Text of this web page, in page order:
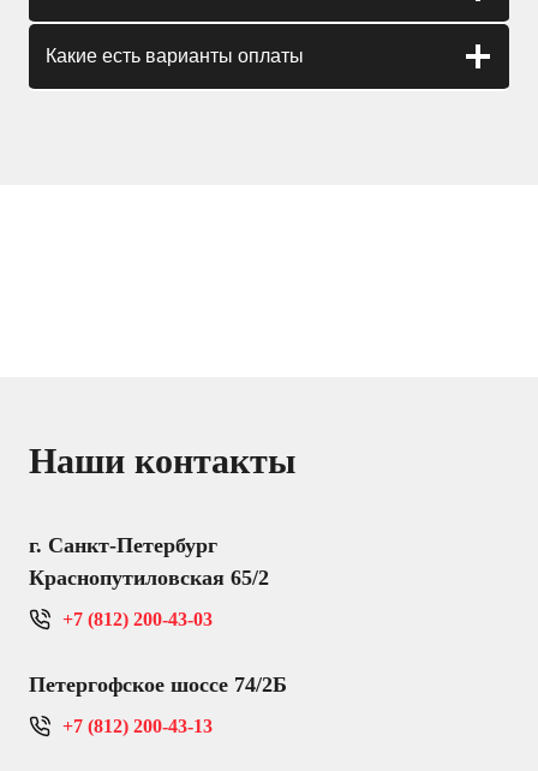
Какие есть варианты оплаты
Наши контакты
г. Санкт-Петербург
Краснопутиловская 65/2
+7 (812) 200-43-03
Петергофское шоссе 74/2Б
+7 (812) 200-43-13